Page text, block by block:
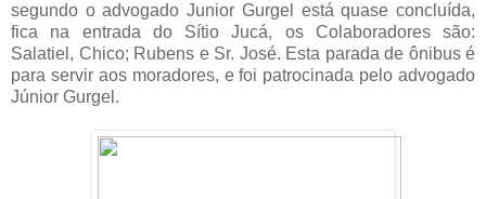
segundo o advogado Junior Gurgel está quase concluída,
fica na entrada do Sítio Jucá, os Colaboradores são:
Salatiel, Chico; Rubens e Sr. José. Esta parada de ônibus é
para servir aos moradores, e foi patrocinada pelo advogado
Júnior Gurgel.